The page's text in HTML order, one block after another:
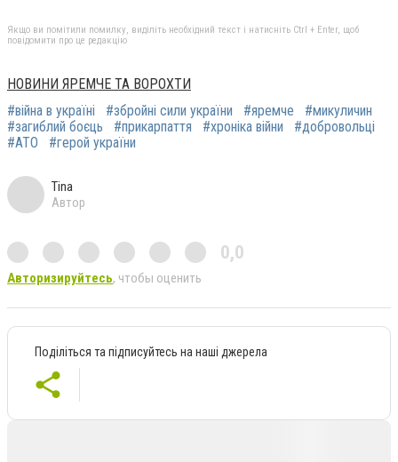
Якщо ви помітили помилку, виділіть необхідний текст і натисніть Ctrl + Enter, щоб
повідомити про це редакцію
НОВИНИ ЯРЕМЧЕ ТА ВОРОХТИ
#війна в україні
#збройні сили україни #яремче
#микуличин
#загиблий боєць
#прикарпаття #хроніка війни
#добровольці
#АТО
#герой україни
Tina
Автор
0,0
Авторизируйтесь, чтобы оценить
Поділіться та підписуйтесь на наші джерела